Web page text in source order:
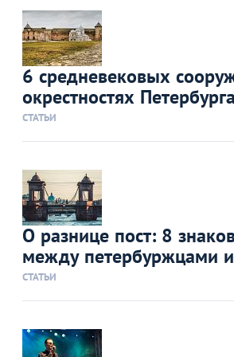
6 средневековых
окрестностях Петербурга
СТАТЬИ
О разнице пост: 8
между петербуржцами
СТАТЬИ